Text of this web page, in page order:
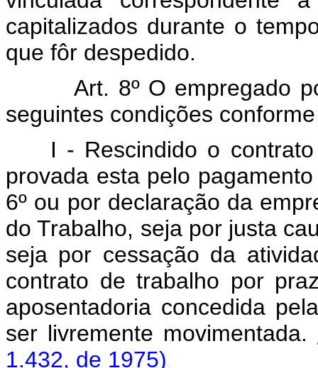
capitalizados durante o
que fôr despedido.
Art. 8º O empregado
seguintes condições
I - Rescindido o contrato
provada esta pelo
6º ou por declaração da
do Trabalho, seja por justa
seja por cessação da
contrato de trabalho por
aposentadoria concedida
ser livremente movimentada.
1.432, de 1975)